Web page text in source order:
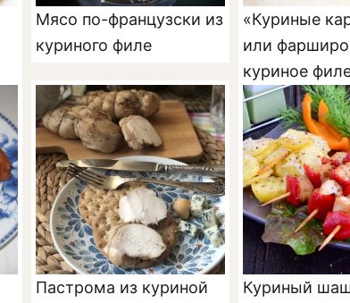
Мясо по-французски из
куриного филе
«Куриные
или
куриное
Пастрома из куриной
Куриный